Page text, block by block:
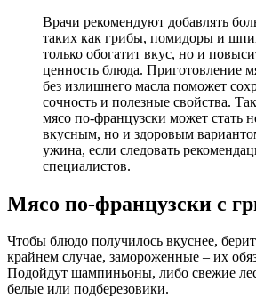
Врачи рекомендуют добавлять
таких как грибы, помидоры и
только обогатит вкус, но и
ценность блюда. Приготовление
без излишнего масла поможет
сочность и полезные свойства.
мясо по-французски может стать
вкусным, но и здоровым
ужина, если следовать
специалистов.
Мясо по-французски с
Чтобы блюдо получилось вкуснее,
крайнем случае, замороженные – их
Подойдут шампиньоны, либо свежие
белые или подберезовики.